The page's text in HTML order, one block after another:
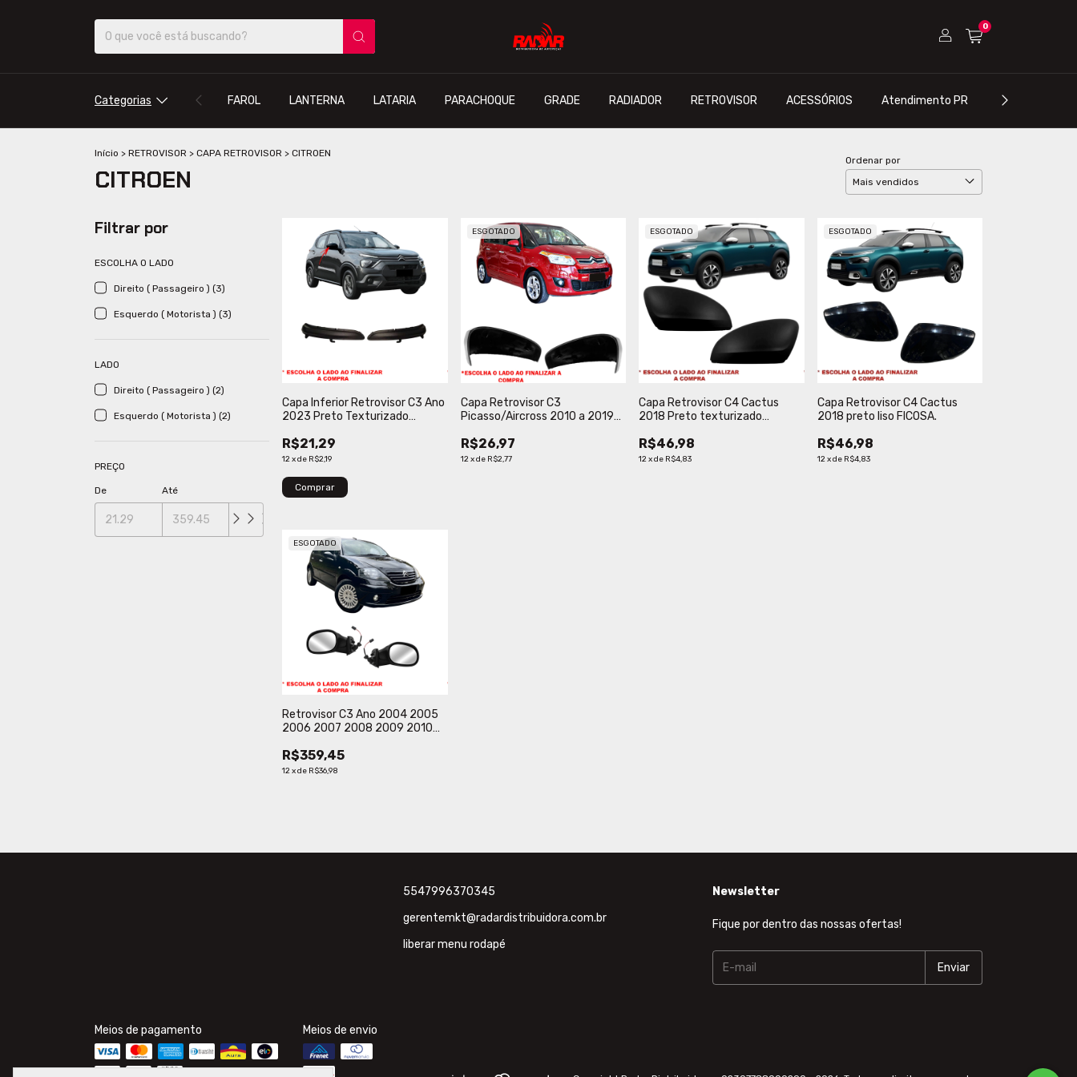
0
Categorias FAROL LANTERNA LATARIA PARACHOQUE GRADE RADIADOR RETROVISOR ACESSÓRIOS Atendimento PR Atendimento
Início > RETROVISOR > CAPA RETROVISOR > CITROEN
CITROEN
Ordenar por
Filtrar por
ESCOLHA O LADO
Direito ( Passageiro ) (3)
Esquerdo ( Motorista ) (3)
LADO
Direito ( Passageiro ) (2)
Esquerdo ( Motorista ) (2)
PREÇO
De Até
Capa Inferior Retrovisor C3 Ano
2023 Preto Texturizado
R$21,29
12xde R$2,19
Comprar
ESGOTADO
Capa Retrovisor C3
Picasso/Aircross 2010 a 2019
R$26,97
12xde R$2,77
ESGOTADO
Capa Retrovisor C4 Cactus
2018 Preto texturizado
R$46,98
12xde R$4,83
ESGOTADO
Capa Retrovisor C4 Cactus
2018 preto liso FICOSA.
R$46,98
12 xde R$4,83
ESGOTADO
Retrovisor C3 Ano 2004 2005
2006 2007 2008 2009 2010
Ficosa Original
R$359,45
12xde R$36,98
5547996370345
gerentemkt@radardistribuidora.com.br
liberar menu rodapé
Newsletter
Fique por dentro das nossas ofertas!
Meios de pagamento Meios de envio